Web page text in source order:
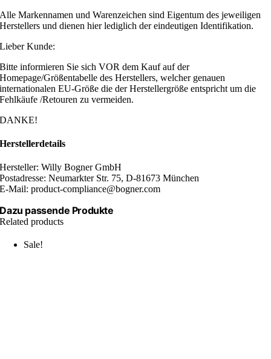
Alle Markennamen und Warenzeichen sind Eigentum des jeweiligen
Herstellers und dienen hier lediglich der eindeutigen Identifikation.
Lieber Kunde:
Bitte informieren Sie sich VOR dem Kauf auf der
Homepage/Größentabelle des Herstellers, welcher genauen
internationalen EU-Größe die der Herstellergröße entspricht um die
Fehlkäufe /Retouren zu vermeiden.
DANKE!
Herstellerdetails
Hersteller: Willy Bogner GmbH
Postadresse: Neumarkter Str. 75, D-81673 München
E-Mail: product-compliance@bogner.com
Dazu passende Produkte
Related products
Sale!